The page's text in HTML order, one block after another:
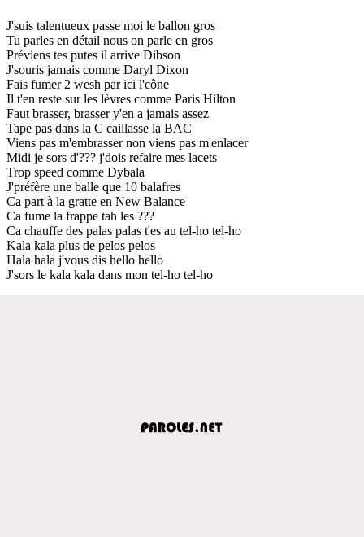
J'suis talentueux passe moi le ballon gros
Tu parles en détail nous on parle en gros
Préviens tes putes il arrive Dibson
J'souris jamais comme Daryl Dixon
Fais fumer 2 wesh par ici l'cône
Il t'en reste sur les lèvres comme Paris Hilton
Faut brasser, brasser y'en a jamais assez
Tape pas dans la C caillasse la BAC
Viens pas m'embrasser non viens pas m'enlacer
Midi je sors d'??? j'dois refaire mes lacets
Trop speed comme Dybala
J'préfère une balle que 10 balafres
Ca part à la gratte en New Balance
Ca fume la frappe tah les ???
Ca chauffe des palas palas t'es au tel-ho tel-ho
Kala kala plus de pelos pelos
Hala hala j'vous dis hello hello
J'sors le kala kala dans mon tel-ho tel-ho